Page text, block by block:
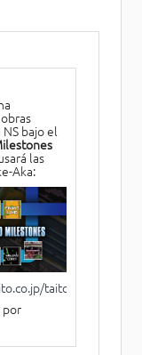
bajo el
las
Aka:
taitomilestones